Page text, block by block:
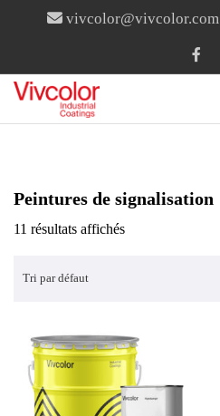
vivcolor@vivcolor.com
Peintures de signalisation
11 résultats affichés